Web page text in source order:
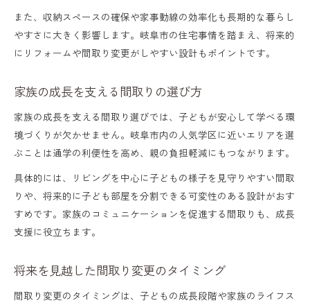
また、収納スペースの確保や家事動線の効率化も長期的な暮らし
やすさに大きく影響します。岐阜市の住宅事情を踏まえ、将来的
にリフォームや間取り変更がしやすい設計もポイントです。
家族の成長を支える間取りの選び方
家族の成長を支える間取り選びでは、子どもが安心して学べる環
境づくりが欠かせません。岐阜市内の人気学区に近いエリアを選
ぶことは通学の利便性を高め、親の負担軽減にもつながります。
具体的には、リビングを中心に子どもの様子を見守りやすい間取
りや、将来的に子ども部屋を分割できる可変性のある設計がおす
すめです。家族のコミュニケーションを促進する間取りも、成長
支援に役立ちます。
将来を見越した間取り変更のタイミング
間取り変更のタイミングは、子どもの成長段階や家族のライフス